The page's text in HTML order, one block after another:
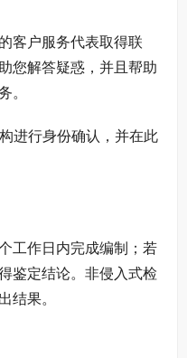
客户服务代表取得联
您解答疑惑，并且帮助
。
进行身份确认，并在此
工作日内完成编制；若
鉴定结论。非侵入式检
结果。